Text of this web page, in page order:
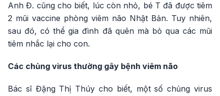
Anh Đ. cũng cho biết, lúc còn nhỏ, bé T đã được tiêm
2 mũi vaccine phòng viêm não Nhật Bản. Tuy nhiên,
sau đó, có thể gia đình đã quên mà bỏ qua các mũi
tiêm nhắc lại cho con.
Các chủng virus thường gây bệnh viêm não
Bác sĩ Đặng Thị Thúy cho biết, một số chủng virus